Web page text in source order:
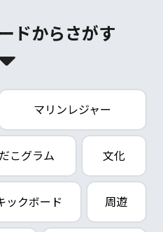
ドからさがす
マリンレジャー
こグラム 文化
ックボード 周遊